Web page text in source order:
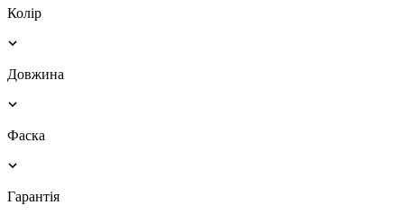
Колір
Довжина
Фаска
Гарантія